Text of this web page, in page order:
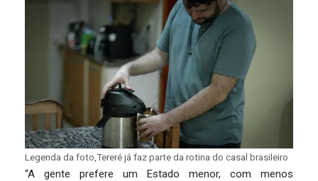
Legenda da foto,Tereré já faz parte da rotina do casal brasileiro
“A gente prefere um Estado menor, com menos